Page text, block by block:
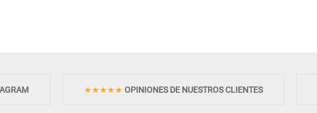
★★★★★ OPINIONES DE NUESTROS CLIENTES